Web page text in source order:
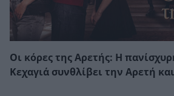
Οι κόρες της Αρετής: Η
Κεχαγιά συνθλίβει την Αρετή